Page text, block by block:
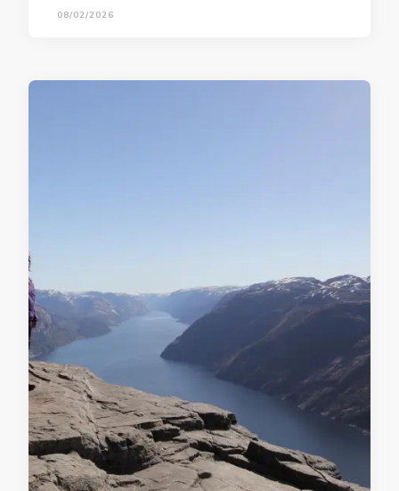
08/02/2026